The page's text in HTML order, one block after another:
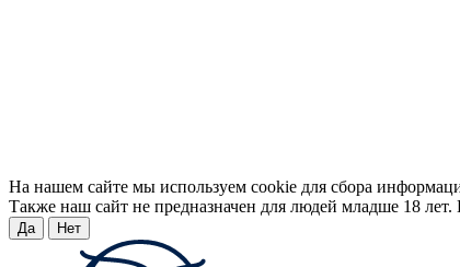
На нашем сайте мы используем cookie для сбора
Также наш сайт не предназначен для людей младше 18 лет.
Да Нет